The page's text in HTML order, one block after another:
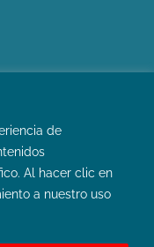
de
Al hacer clic en
a nuestro uso